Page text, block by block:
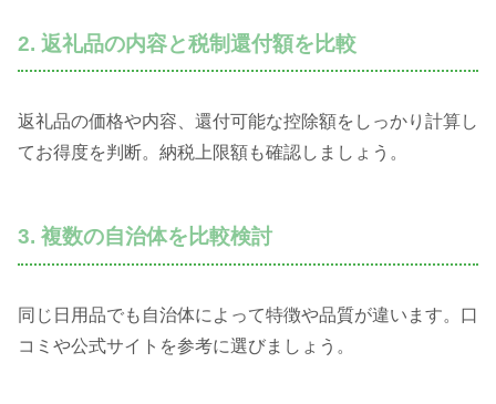
2. 返礼品の内容と税制還付額を比較
返礼品の価格や内容、還付可能な控除額をしっかり計算し
てお得度を判断。納税上限額も確認しましょう。
3. 複数の自治体を比較検討
同じ日用品でも自治体によって特徴や品質が違います。口
コミや公式サイトを参考に選びましょう。